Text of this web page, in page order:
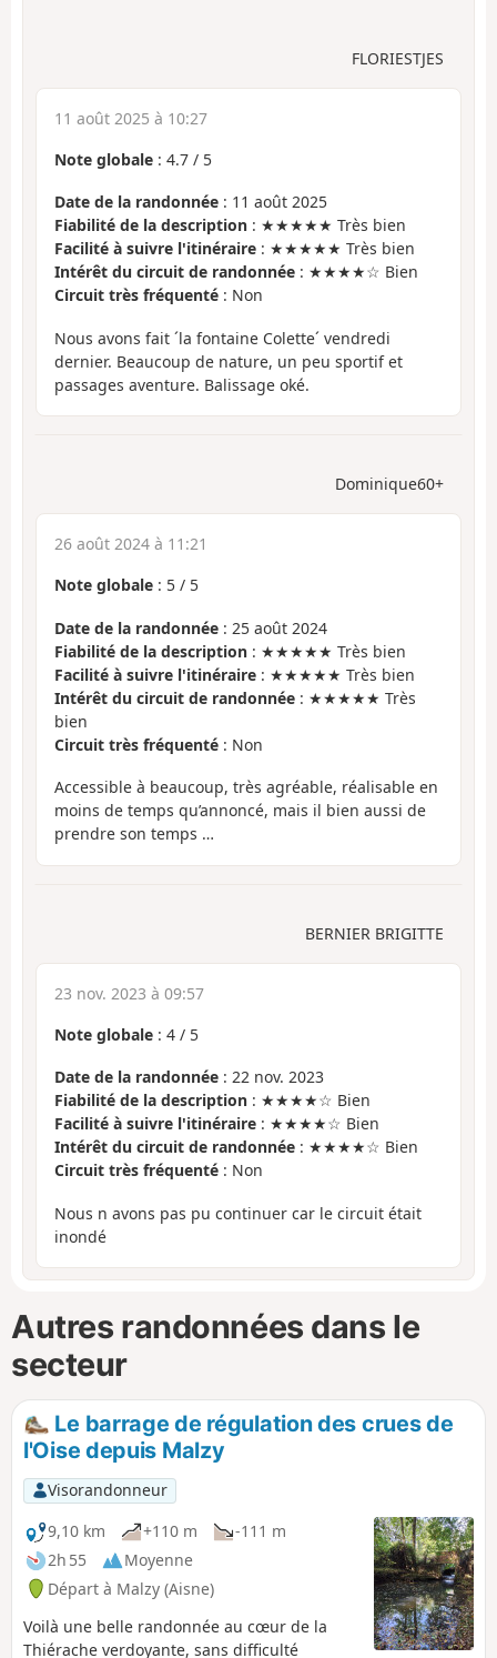
FLORIESTJES
11 août 2025 à 10:27
Note globale : 4.7 / 5
Date de la randonnée : 11 août 2025
Fiabilité de la description : ★★★★★ Très bien
Facilité à suivre l'itinéraire : ★★★★★ Très bien
Intérêt du circuit de randonnée : ★★★★☆ Bien
Circuit très fréquenté : Non
Nous avons fait ´la fontaine Colette´ vendredi
dernier. Beaucoup de nature, un peu sportif et
passages aventure. Balissage oké.
Dominique60+
26 août 2024 à 11:21
Note globale : 5 / 5
Date de la randonnée : 25 août 2024
Fiabilité de la description : ★★★★★ Très bien
Facilité à suivre l'itinéraire : ★★★★★ Très bien
Intérêt du circuit de randonnée : ★★★★★ Très
bien
Circuit très fréquenté : Non
Accessible à beaucoup, très agréable, réalisable en
moins de temps qu’annoncé, mais il bien aussi de
prendre son temps …
BERNIER BRIGITTE
23 nov. 2023 à 09:57
Note globale : 4 / 5
Date de la randonnée : 22 nov. 2023
Fiabilité de la description : ★★★★☆ Bien
Facilité à suivre l'itinéraire : ★★★★☆ Bien
Intérêt du circuit de randonnée : ★★★★☆ Bien
Circuit très fréquenté : Non
Nous n avons pas pu continuer car le circuit était
inondé
Autres randonnées dans le
secteur
Le barrage de régulation des crues de
l'Oise depuis Malzy
Visorandonneur
9,10 km
+110 m
-111 m
2h 55
Moyenne
Départ à Malzy (Aisne)
Voilà une belle randonnée au cœur de la
Thiérache verdoyante, sans difficulté